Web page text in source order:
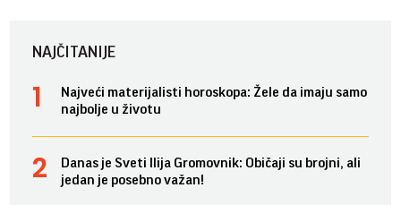
NAJČITANIJE
Najveći materijalisti horoskopa: Žele da imaju samo
najbolje u životu
Danas je Sveti Ilija Gromovnik: Običaji su brojni, ali
jedan je posebno važan!